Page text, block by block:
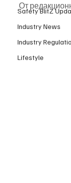
Safety BlitZ
Industry News
Industry
Lifestyle
От